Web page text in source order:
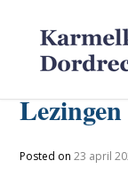
Lezingen
Posted on23 april